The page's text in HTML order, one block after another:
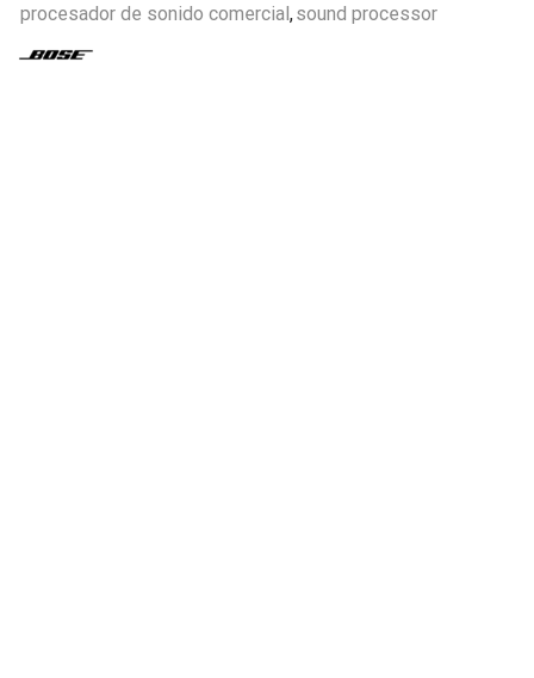
procesador de sonido comercial,sound processor